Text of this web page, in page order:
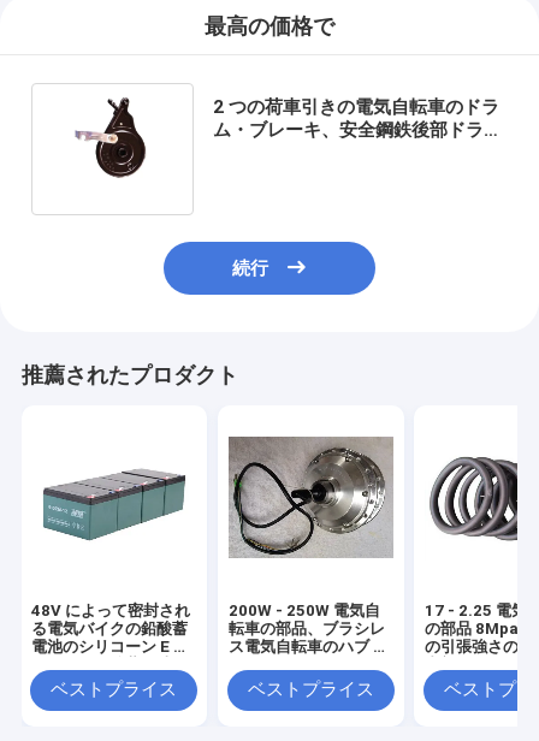
最高の価格で
2 つの荷車引きの電気自転車のドラ
ム・ブレーキ、安全鋼鉄後部ドラ
続行
推薦されたプロダクト
48V によって密封され
る電気バイクの鉛酸蓄
電池のシリコーン E の
ベストプライス
200W - 250W 電気自
転車の部品、ブラシレ
ス電気自転車のハブ モ
ベストプライス
17 - 2.25 電気
の部品 8Mpa -
の引張強さのバ
ベストプラ